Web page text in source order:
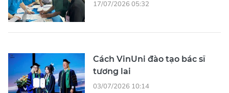
17/07/2026 05:32
Cách VinUni đào tạo bác sĩ
tương lai
03/07/2026 10:14